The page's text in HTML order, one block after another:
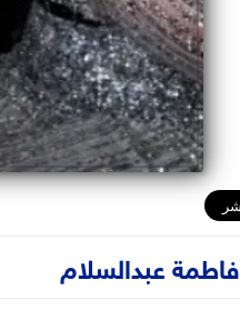
فاطمة عبدالسلام